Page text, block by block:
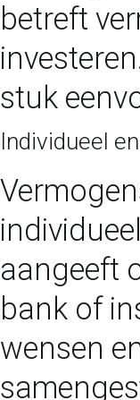
betreft
stuk
Individueel
aangeeft
bank of
wensen